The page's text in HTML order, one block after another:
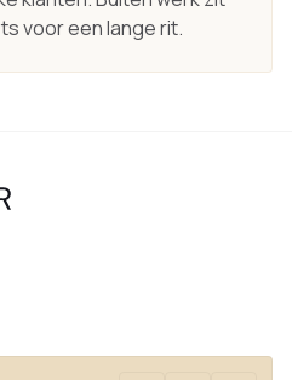
voor een lange rit.